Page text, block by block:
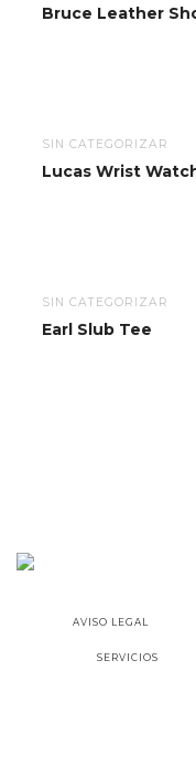
Bruce Leather
SIN CATEGORIZAR
Lucas Wrist
SIN CATEGORIZAR
Earl Slub Tee
AVISO LEGAL
SERVICIOS